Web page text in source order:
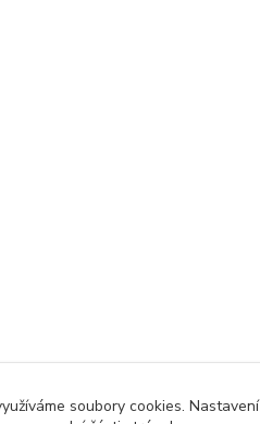
soubory cookies. Nastavení